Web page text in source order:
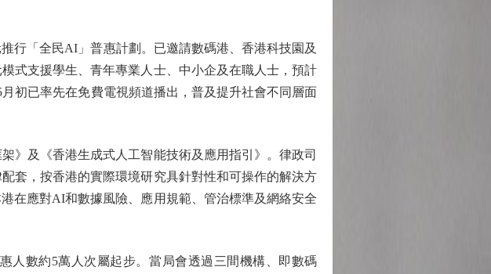
「全民AI」普惠計劃。已邀請數碼港、香港科技園及
式支援學生、青年專業人士、中小企及在職人士，預計
初已率先在免費電視頻道播出，普及提升社會不同層面
及《香港生成式人工智能技術及應用指引》。律政司
套，按香港的實際環境研究具針對性和可操作的解決方
在應對AI和數據風險、應用規範、管治標準及網絡安全
數約5萬人次屬起步。當局會透過三間機構、即數碼